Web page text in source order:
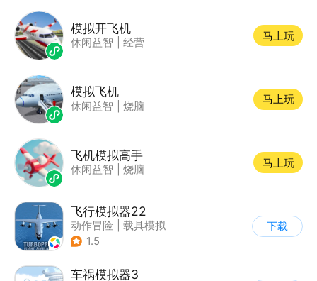
模拟开飞机
休闲益智 经营
马上玩
模拟飞机
休闲益智 烧脑
马上玩
飞机模拟高手
休闲益智 烧脑
马上玩
飞行模拟器22
动作冒险
载具模拟
| 飞机
1.5
下载
车祸模拟器3